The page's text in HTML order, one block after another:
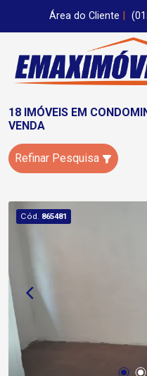
Área do Cliente
18 IMÓVEIS EM
VENDA
Refinar Pesquisa
Cód. 865481